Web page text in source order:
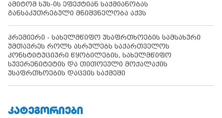
ამიტომ სუს-ის ეფექტიან საქმიანობას
განსაკუთრებული მნიშვნელობა აქვს
პრემიერი - სახელმწიფო უსაფრთხოების სამსახური
უმთავრეს როლს ასრულებს საქართველოს
კონსტიტუციური წყობილების, სახელმწიფო
სუვერენიტეტის და თითოეული მოქალაქის
უსაფრთხოების დაცვის საქმეში
ᲙᲐᲢᲔᲒᲝᲠᲘᲔᲑᲘ